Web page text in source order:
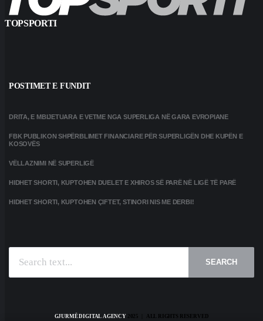
TOPSPORTI
POSTIMET E FUNDIT
DRITA, E MBIJETUARA E VETME NGA SUPERLIGA NË GARA EVROPIANE
FBK PUBLIKON SHPËRBLIMET FINANCIARE PËR SUPERLIGËN DHE KUPËN E
KOSOVËS
VËLLAZNIMI NË SUPERLIGË
HIDHET SHORTI, KUPTOHEN DUELET E XHIROS SË PARË NË LIGË TË PARË
HIDHET SHORTI, KUPTOHEN ÇIFTET, STINORI NIS ME DERBI!
SEARCH
GJURMË DIGITAL AGENCY2025 | ALL RIGHTS RESERVED